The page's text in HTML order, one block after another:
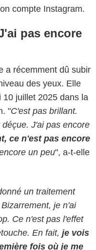
compte Instagram.
pas encore
a récemment dû subir
des yeux. Elle
juillet 2025 dans la
"C'est pas brillant.
J'ai pas encore
ce n'est pas encore
un peu", a-t-elle
un traitement
je n'ai
Ce n'est pas l'effet
En fait, je vois
fois où je me